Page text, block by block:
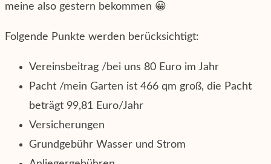
meine also gestern bekommen 😀
Folgende Punkte werden berücksichtigt:
Vereinsbeitrag /bei uns 80 Euro im Jahr
Pacht /mein Garten ist 466 qm groß, die Pacht
beträgt 99,81 Euro/Jahr
Versicherungen
Grundgebühr Wasser und Strom